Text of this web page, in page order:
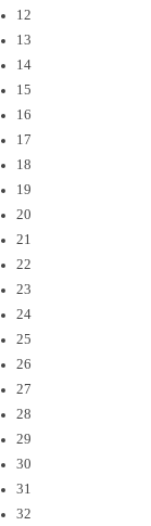
12
13
14
15
16
17
18
19
20
21
22
23
24
25
26
27
28
29
30
31
32